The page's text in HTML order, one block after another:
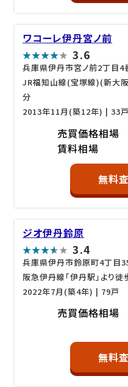
ワコーレ伊丹宮ノ前
3.6
兵庫県伊丹市宮ノ前2丁目4
JR福知山線(宝塚線)(新大阪
分
2013年11月(築12年) | 33戸
売買価格相場
賃料相場
無料
ジオ伊丹鈴原
3.4
兵庫県伊丹市鈴原町4丁目
阪急伊丹線「伊丹駅」より
2022年7月(築4年) | 79戸
売買価格相場
無料